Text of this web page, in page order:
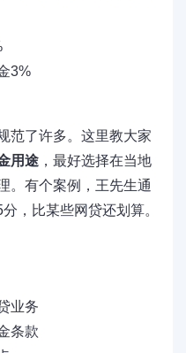
3%
范了许多。这里教大家
用途 ，最好选择在当地
。有个案例，王先生通
，比某些网贷还划算。
业务
条款